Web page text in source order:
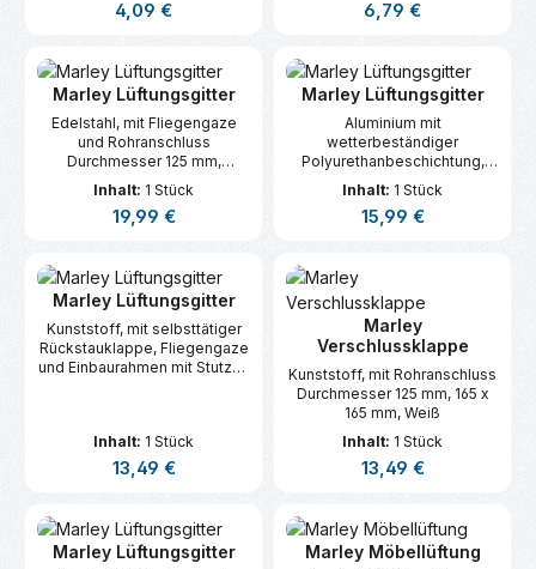
Regulärer Preis:
4,09 €
Regulärer Preis:
6,79 €
Marley Lüftungsgitter
Edelstahl, mit Fliegengaze
und Rohranschluss
Durchmesser 125 mm,
Durchmesser 175 mm
Inhalt: 1 Stück
Regulärer Preis:
19,99 €
Marley Lüftungsgitter
Aluminium mit
wetterbeständiger
Polyurethanbeschichtung,
300 x 300 mm, Weiß
Inhalt: 1 Stück
Regulärer Preis:
15,99 €
Marley Lüftungsgitter
Kunststoff, mit selbsttätiger
Rückstauklappe, Fliegengaze
und Einbaurahmen mit Stutzen
Inhalt: 1 Stück
Regulärer Preis:
13,49 €
Marley
Verschlussklappe
Kunststoff, mit Rohranschluss
Durchmesser 125 mm, 165 x
165 mm, Weiß
Inhalt: 1 Stück
Regulärer Preis:
13,49 €
Marley Lüftungsgitter Marley Möbellüftung